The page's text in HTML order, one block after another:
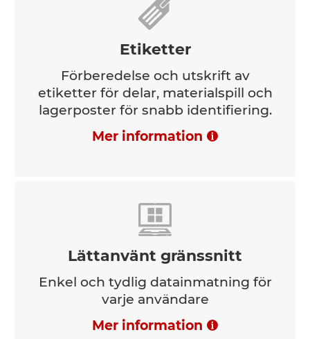
Etiketter
Förberedelse och utskrift av
etiketter för delar, materialspill och
lagerposter för snabb identifiering.
Mer information
Lättanvänt gränssnitt
Enkel och tydlig datainmatning för
varje användare
Mer information